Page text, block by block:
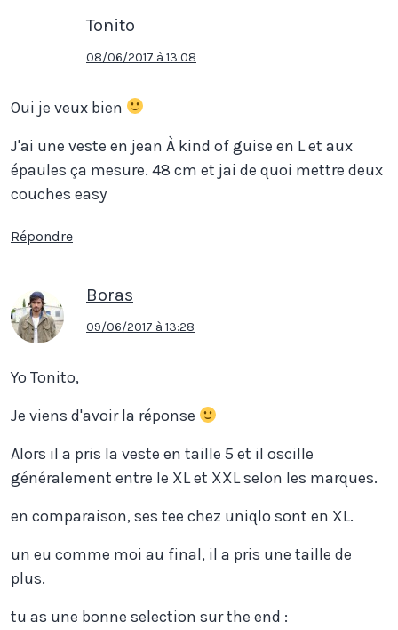
Tonito
08/06/2017 à 13:08
Oui je veux bien
J'ai une veste en jean À kind of guise en L et aux
épaules ça mesure. 48 cm et jai de quoi mettre deux
couches easy
Répondre
Boras
09/06/2017 à 13:28
Yo Tonito,
Je viens d'avoir la réponse
Alors il a pris la veste en taille 5 et il oscille
généralement entre le XL et XXL selon les marques.
en comparaison, ses tee chez uniqlo sont en XL.
un eu comme moi au final, il a pris une taille de
plus.
tu as une bonne selection sur the end :